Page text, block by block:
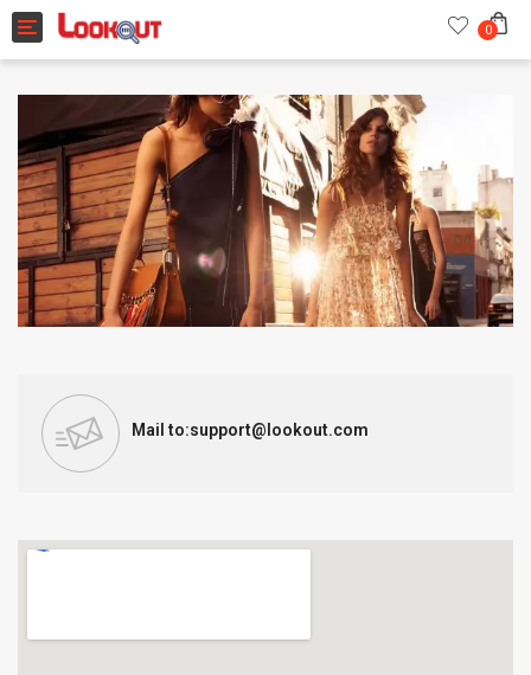
Toggle navigation 0
Mail to:support@lookout.com